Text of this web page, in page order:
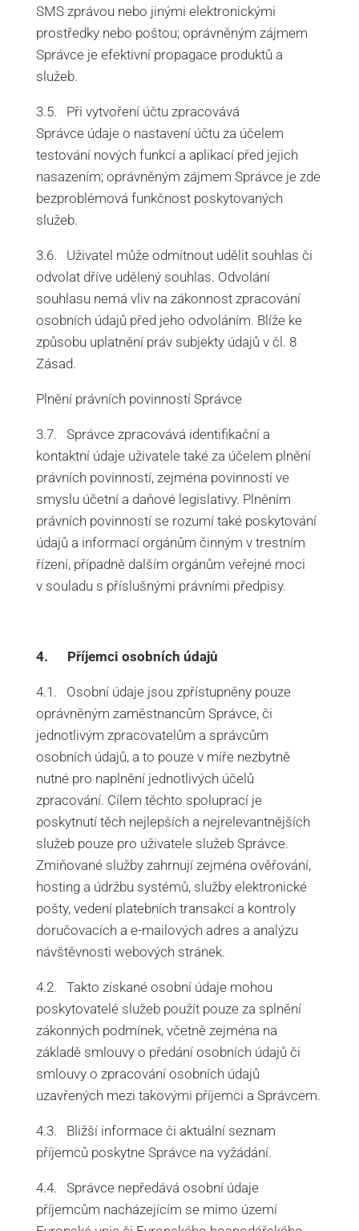
SMS zprávou nebo jinými elektronickými
prostředky nebo poštou; oprávněným zájmem
Správce je efektivní propagace produktů a
služeb.
3.5. Při vytvoření účtu zpracovává
Správce údaje o nastavení účtu za účelem
testování nových funkcí a aplikací před jejich
nasazením; oprávněným zájmem Správce je zde
bezproblémová funkčnost poskytovaných
služeb.
3.6. Uživatel může odmítnout udělit souhlas či
odvolat dříve udělený souhlas. Odvolání
souhlasu nemá vliv na zákonnost zpracování
osobních údajů před jeho odvoláním. Blíže ke
způsobu uplatnění práv subjekty údajů v čl. 8
Zásad.
Plnění právních povinností Správce
3.7. Správce zpracovává identifikační a
kontaktní údaje uživatele také za účelem plnění
právních povinností, zejména povinností ve
smyslu účetní a daňové legislativy. Plněním
právních povinností se rozumí také poskytování
údajů a informací orgánům činným v trestním
řízení, případně dalším orgánům veřejné moci
v souladu s příslušnými právními předpisy.
4. Příjemci osobních údajů
4.1. Osobní údaje jsou zpřístupněny pouze
oprávněným zaměstnancům Správce, či
jednotlivým zpracovatelům a správcům
osobních údajů, a to pouze v míře nezbytně
nutné pro naplnění jednotlivých účelů
zpracování. Cílem těchto spoluprací je
poskytnutí těch nejlepších a nejrelevantnějších
služeb pouze pro uživatele služeb Správce.
Zmiňované služby zahrnují zejména ověřování,
hosting a údržbu systémů, služby elektronické
pošty, vedení platebních transakcí a kontroly
doručovacích a e-mailových adres a analýzu
návštěvnosti webových stránek.
4.2. Takto získané osobní údaje mohou
poskytovatelé služeb použít pouze za splnění
zákonných podmínek, včetně zejména na
základě smlouvy o předání osobních údajů či
smlouvy o zpracování osobních údajů
uzavřených mezi takovými příjemci a Správcem.
4.3. Bližší informace či aktuální seznam
příjemců poskytne Správce na vyžádání.
4.4. Správce nepředává osobní údaje
příjemcům nacházejícím se mimo území